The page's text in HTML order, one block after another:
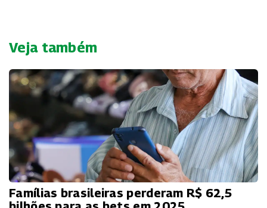
Veja também
Famílias brasileiras perderam R$ 62,5